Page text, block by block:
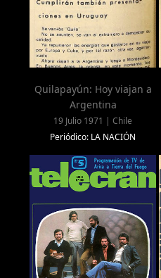
Quilapayún: Hoy viajan a
Argentina
19 Julio 1971 | Chile
Periódico: LA NACIÓN